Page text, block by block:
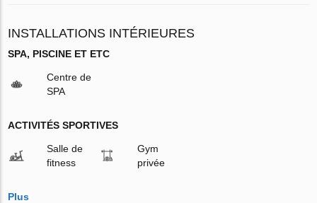
INSTALLATIONS INTÉRIEURES
SPA, PISCINE ET ETC
Centre de
SPA
ACTIVITÉS SPORTIVES
Salle de
fitness
Gym
privée
Plus